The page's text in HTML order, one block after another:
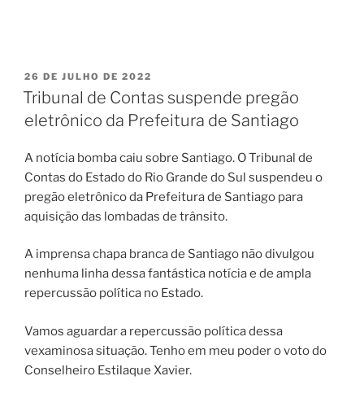
PUBLICADO
EM
26 DE JULHO DE 2022
Tribunal de Contas suspende pregão
eletrônico da Prefeitura de Santiago
A notícia bomba caiu sobre Santiago. O Tribunal de
Contas do Estado do Rio Grande do Sul suspendeu o
pregão eletrônico da Prefeitura de Santiago para
aquisição das lombadas de trânsito.
A imprensa chapa branca de Santiago não divulgou
nenhuma linha dessa fantástica notícia e de ampla
repercussão política no Estado.
Vamos aguardar a repercussão política dessa
vexaminosa situação. Tenho em meu poder o voto do
Conselheiro Estilaque Xavier.